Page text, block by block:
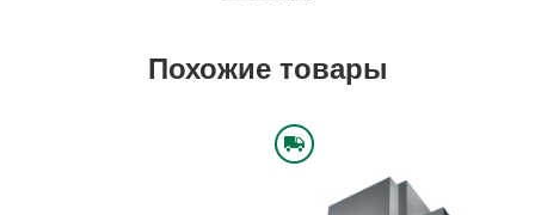
Похожие товары